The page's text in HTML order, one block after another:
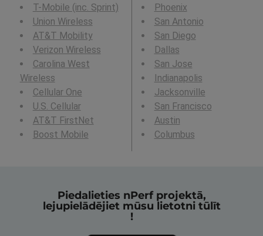
T-Mobile (inc. Sprint)
Union Wireless
AT&T Mobility
Verizon Wireless
Carolina West
Wireless
Cellular One
U.S. Cellular
AT&T FirstNet
Boost Mobile
Phoenix
San Antonio
San Diego
Dallas
San Jose
Indianapolis
Jacksonville
San Francisco
Austin
Columbus
Piedalieties nPerf projektā,
lejupielādējiet mūsu lietotni tūlīt
!